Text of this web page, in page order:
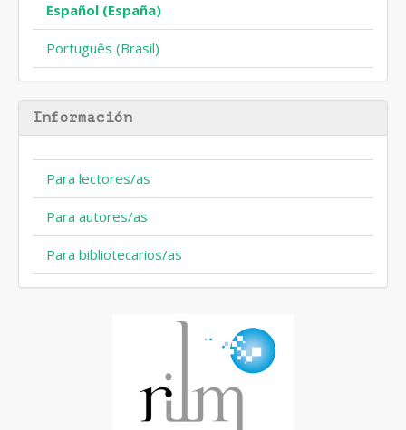
Español (España)
Português (Brasil)
Información
Para lectores/as
Para autores/as
Para bibliotecarios/as